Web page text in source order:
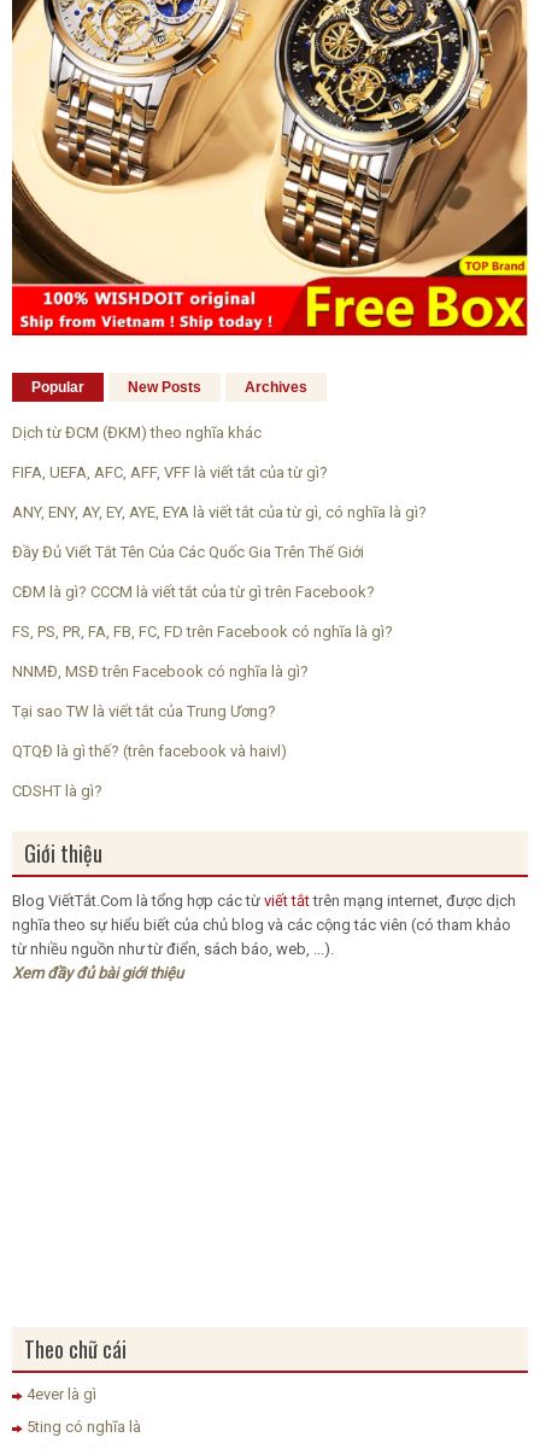
Popular New Posts Archives
Dịch từ ĐCM (ĐKM) theo nghĩa khác
FIFA, UEFA, AFC, AFF, VFF là viết tắt của từ gì?
ANY, ENY, AY, EY, AYE, EYA là viết tắt của từ gì, có nghĩa là gì?
Đầy Đủ Viết Tắt Tên Của Các Quốc Gia Trên Thế Giới
CĐM là gì? CCCM là viết tắt của từ gì trên Facebook?
FS, PS, PR, FA, FB, FC, FD trên Facebook có nghĩa là gì?
NNMĐ, MSĐ trên Facebook có nghĩa là gì?
Tại sao TW là viết tắt của Trung Ương?
QTQĐ là gì thế? (trên facebook và haivl)
CDSHT là gì?
Giới thiệu
Blog ViếtTắt.Com là tổng hợp các từ viết tắttrên mạng internet, được dịch
nghĩa theo sự hiểu biết của chủ blog và các cộng tác viên (có tham khảo
từ nhiều nguồn như từ điển, sách báo, web, ...).
Xem đầy đủ bài giới thiệu
Theo chữ cái
4ever là gì
5ting có nghĩa là